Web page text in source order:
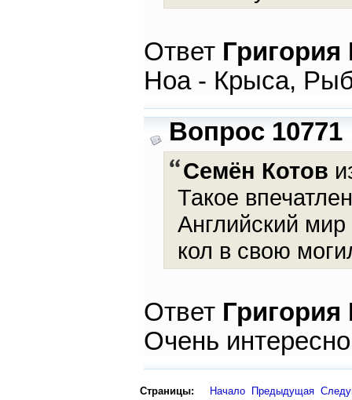
Ответ
Ноа - Крыса,
Вопрос 10771
Семён Котов
Такое
Английский
кол в свою
Ответ
Очень
Страницы: Начало Предыдущая